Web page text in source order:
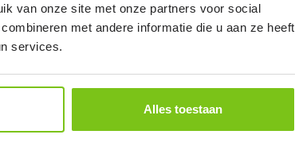
van onze site met onze partners voor social
met andere informatie die u aan ze heeft
services.
Alles toestaan